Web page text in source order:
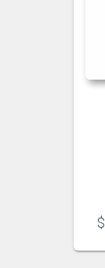
$